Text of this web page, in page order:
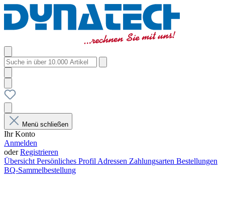
Menü schließen
Ihr Konto
Anmelden
oderRegistrieren
Übersicht Persönliches Profil Adressen Zahlungsarten Bestellungen
BQ-Sammelbestellung